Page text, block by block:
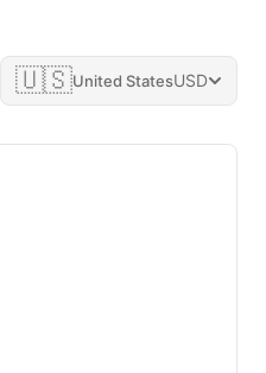
🇺🇸United StatesUSD